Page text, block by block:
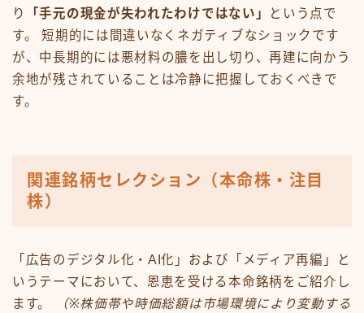
り
「手元の現金が失われたわけではない」
という点で
す。 短期的には間違いなくネガティブなショックです
が、中長期的には悪材料の膿を出し切り、再建に向かう
余地が残されていることは冷静に把握しておくべきで
す。
関連銘柄セレクション（本命株・注目
株）
「広告のデジタル化・AI化」および「メディア再編」と
いうテーマにおいて、恩恵を受ける本命銘柄をご紹介し
ます。
（※株価帯や時価総額は市場環境により変動する